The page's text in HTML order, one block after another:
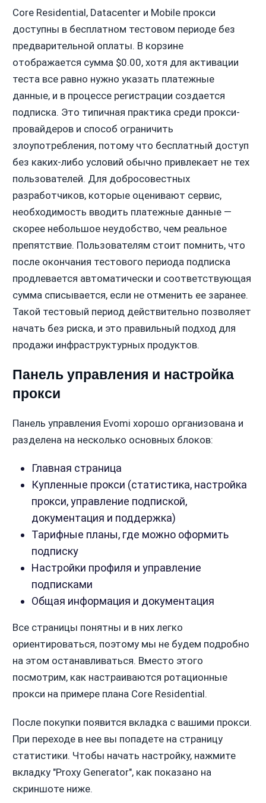
Core Residential, Datacenter и Mobile прокси
доступны в бесплатном тестовом периоде без
предварительной оплаты. В корзине
отображается сумма $0.00, хотя для активации
теста все равно нужно указать платежные
данные, и в процессе регистрации создается
подписка. Это типичная практика среди прокси-
провайдеров и способ ограничить
злоупотребления, потому что бесплатный доступ
без каких-либо условий обычно привлекает не тех
пользователей. Для добросовестных
разработчиков, которые оценивают сервис,
необходимость вводить платежные данные —
скорее небольшое неудобство, чем реальное
препятствие. Пользователям стоит помнить, что
после окончания тестового периода подписка
продлевается автоматически и соответствующая
сумма списывается, если не отменить ее заранее.
Такой тестовый период действительно позволяет
начать без риска, и это правильный подход для
продажи инфраструктурных продуктов.
Панель управления и настройка
прокси
Панель управления Evomi хорошо организована и
разделена на несколько основных блоков:
Главная страница
Купленные прокси (статистика, настройка
прокси, управление подпиской,
документация и поддержка)
Тарифные планы, где можно оформить
подписку
Настройки профиля и управление
подписками
Общая информация и документация
Все страницы понятны и в них легко
ориентироваться, поэтому мы не будем подробно
на этом останавливаться. Вместо этого
посмотрим, как настраиваются ротационные
прокси на примере плана Core Residential.
После покупки появится вкладка с вашими прокси.
При переходе в нее вы попадете на страницу
статистики. Чтобы начать настройку, нажмите
вкладку "Proxy Generator", как показано на
скриншоте ниже.